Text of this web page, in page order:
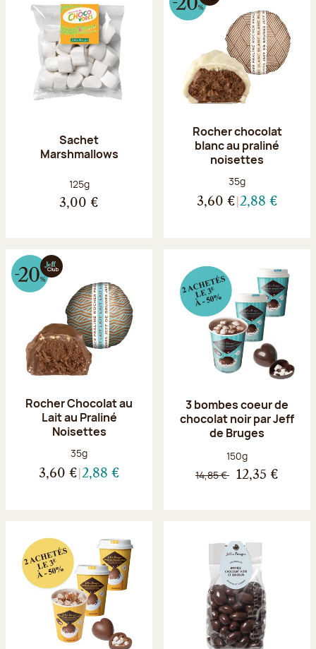
Sachet
Marshmallows
Poids net :
125g
3,00 €
Rocher chocolat
blanc au praliné
noisettes
Poids net :
35g
3,60 € 2,88 €
Rocher Chocolat au
Lait au Praliné
Noisettes
Poids net :
35g
3,60 € 2,88 €
3 bombes coeur de
chocolat noir par Jeff
de Bruges
Poids net :
150g
14,85 € 12,35 €